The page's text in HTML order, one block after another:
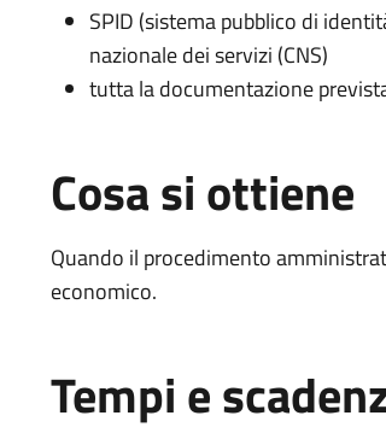
SPID (sistema pubblico di
nazionale dei servizi (CNS)
tutta la documentazione
Cosa si ottiene
Quando il procedimento
economico.
Tempi e